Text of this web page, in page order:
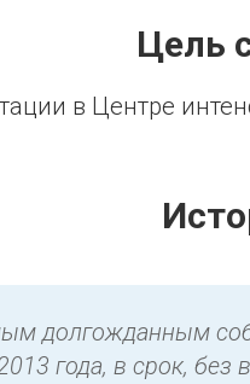
Цель
в Центре
долгожданным
года, в срок,